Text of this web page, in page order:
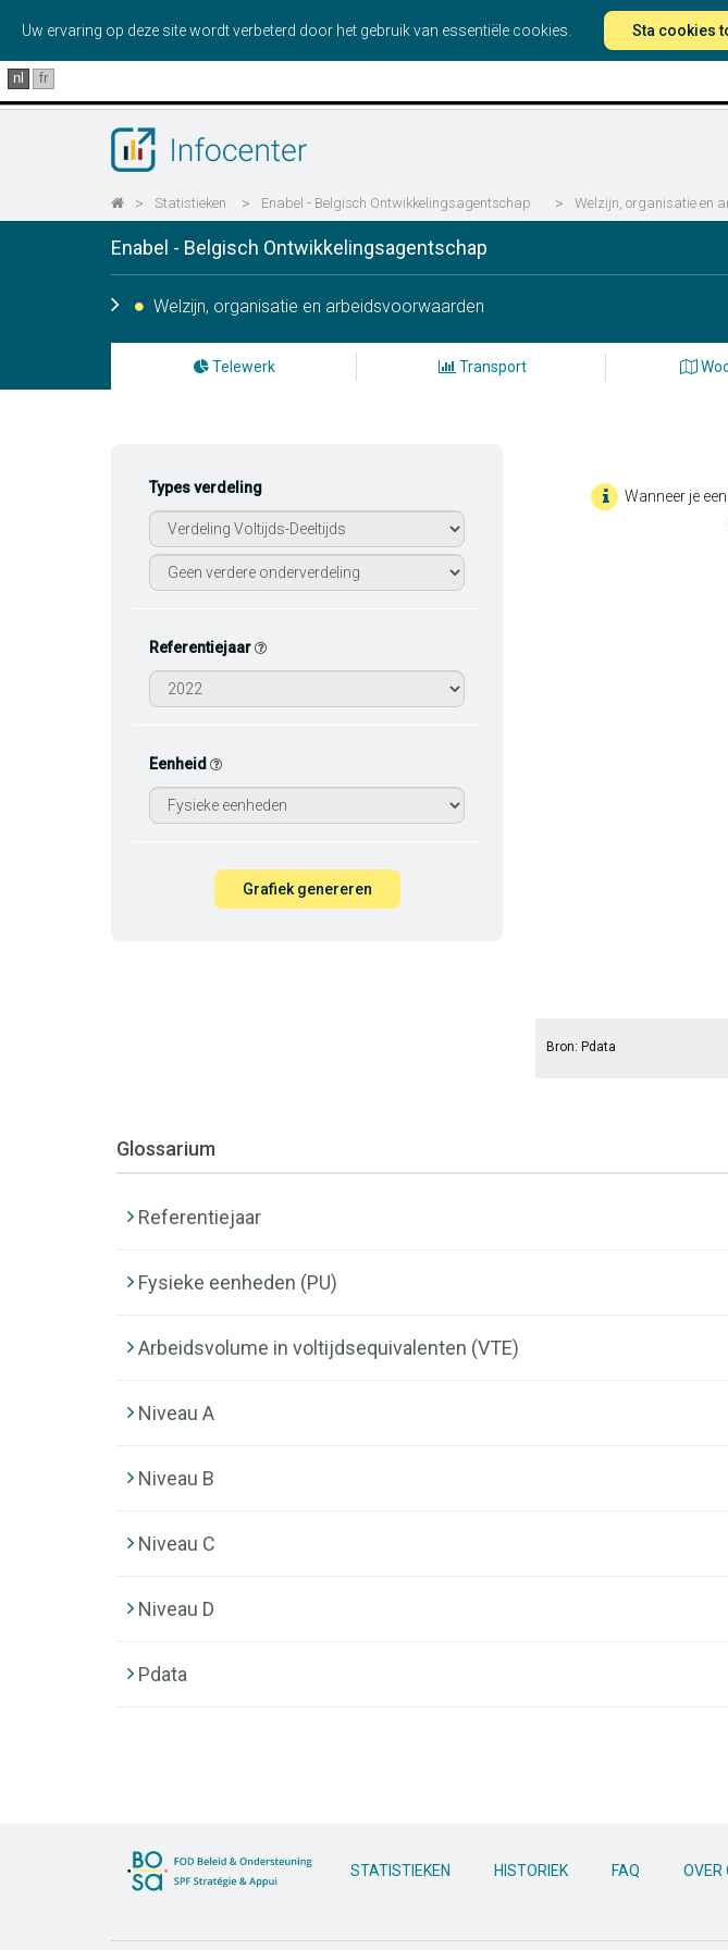
Uw ervaring op deze site wordt verbeterd door het gebruik van essentiële cookies. Sta cookies
nl fr
> Statistieken > Enabel - Belgisch Ontwikkelingsagentschap > Welzijn, organisatie en
Enabel - Belgisch Ontwikkelingsagentschap
Welzijn, organisatie en arbeidsvoorwaarden
Telewerk Transport
Types verdeling
Referentiejaar
Eenheid
Grafiek genereren
Wanneer je
Bron: Pdata
Glossarium
Referentiejaar
Fysieke eenheden (PU)
Arbeidsvolume in voltijdsequivalenten (VTE)
Niveau A
Niveau B
Niveau C
Niveau D
Pdata
STATISTIEKEN HISTORIEK FAQ OVER